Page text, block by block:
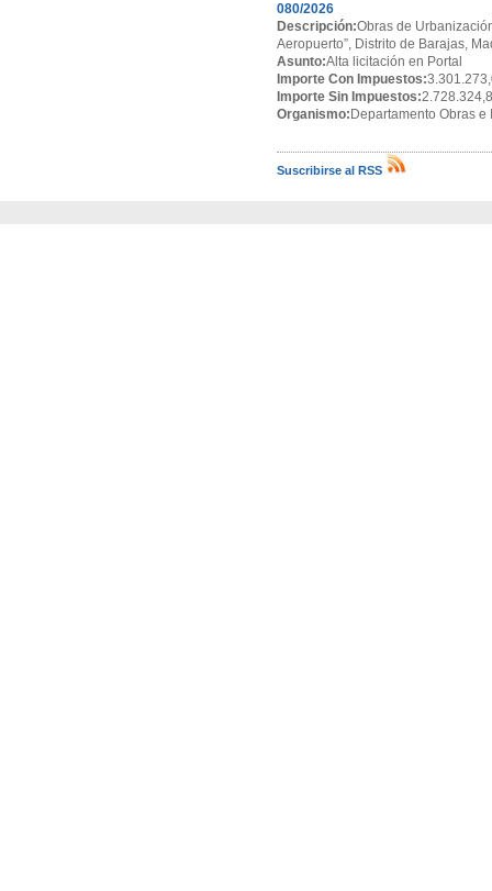
080/2026
Descripción:Obras de
Aeropuerto”, Distrito de Barajas,
Asunto:Alta licitación en Portal
Importe Con Impuestos:
Importe Sin Impuestos:
Organismo: Departamento Obras e
Suscribirse al RSS